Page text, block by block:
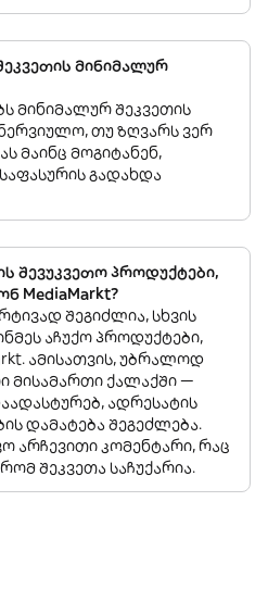
მინიმალურ
მინიმალურ შეკვეთის
თუ ზღვარს ვერ
მაინც მოგიტანენ,
გადახდა
შევუკვეთო პროდუქტები,
MediaMarkt?
შეგიძლია, სხვის
აჩუქო პროდუქტები,
ამისათვის, უბრალოდ
მისამართი ქალაქში —
ადრესატის
დამატება შეგეძლება.
არჩევითი კომენტარი, რაც
შეკვეთა საჩუქარია.